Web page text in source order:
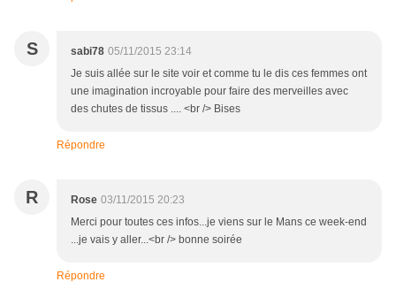
S sabi78 05/11/2015 23:14
Je suis allée sur le site voir et comme tu le dis ces femmes ont
une imagination incroyable pour faire des merveilles avec
des chutes de tissus .... <br /> Bises
Répondre
R Rose 03/11/2015 20:23
Merci pour toutes ces infos...je viens sur le Mans ce week-end
...je vais y aller...<br /> bonne soirée
Répondre